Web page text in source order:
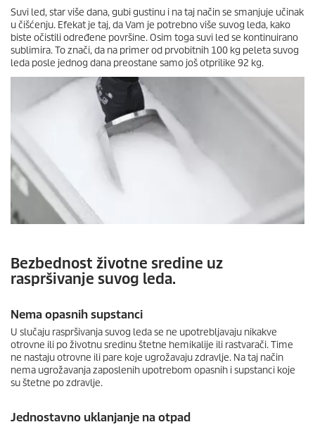
Suvi led, star više dana, gubi gustinu i na taj način se smanjuje učinak
u čišćenju. Efekat je taj, da Vam je potrebno više suvog leda, kako
biste očistili određene površine. Osim toga suvi led se kontinuirano
sublimira. To znači, da na primer od prvobitnih 100 kg peleta suvog
leda posle jednog dana preostane samo još otprilike 92 kg.
Bezbednost životne sredine uz
raspršivanje suvog leda.
Nema opasnih supstanci
U slučaju raspršivanja suvog leda se ne upotrebljavaju nikakve
otrovne ili po životnu sredinu štetne hemikalije ili rastvarači. Time
ne nastaju otrovne ili pare koje ugrožavaju zdravlje. Na taj način
nema ugrožavanja zaposlenih upotrebom opasnih i supstanci koje
su štetne po zdravlje.
Jednostavno uklanjanje na otpad